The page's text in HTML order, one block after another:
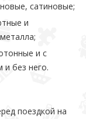
сатиновые;
и
и с
и без него.
поездкой на